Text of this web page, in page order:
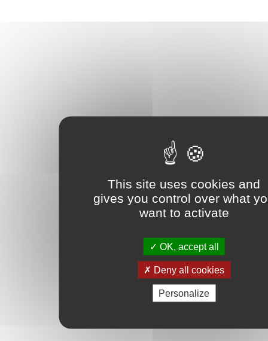
This site uses cookies and
gives you control over what
want to activate
OK, accept all
Deny all cookies
Personalize